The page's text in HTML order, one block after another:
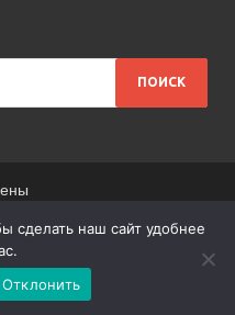
ссылка
сайта
сделать наш сайт удобнее
Отклонить